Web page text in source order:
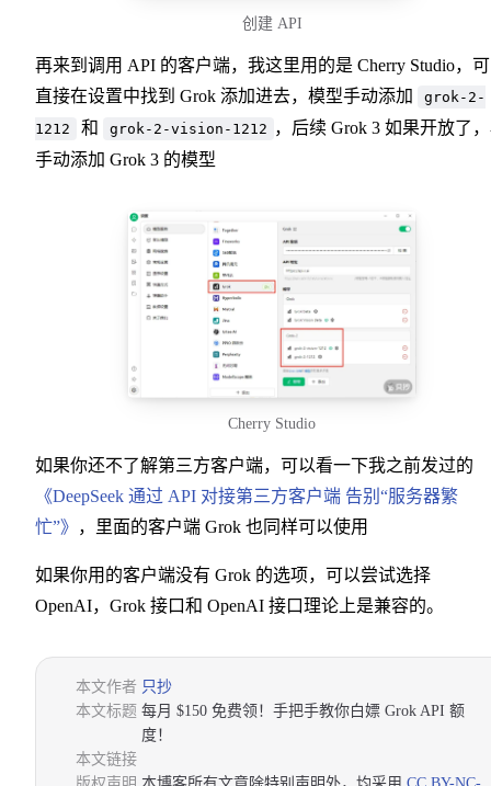
创建 API
再来到调用 API 的客户端，我这里用的是 Cherry Studio，
直接在设置中找到 Grok 添加进去，模型手动添加
grok-2-
1212
和 grok-2-vision-1212 ，后续 Grok 3 如果开放了
手动添加 Grok 3 的模型
Cherry Studio
如果你还不了解第三方客户端，可以看一下我之前发过的
《DeepSeek 通过 API 对接第三方客户端 告别“服务器繁
忙”》 ，里面的客户端 Grok 也同样可以使用
如果你用的客户端没有 Grok 的选项，可以尝试选择
OpenAI，Grok 接口和 OpenAI 接口理论上是兼容的。
本文作者 只抄
本文标题 每月 $150 免费领！手把手教你白嫖 Grok API 额
度！
本文链接